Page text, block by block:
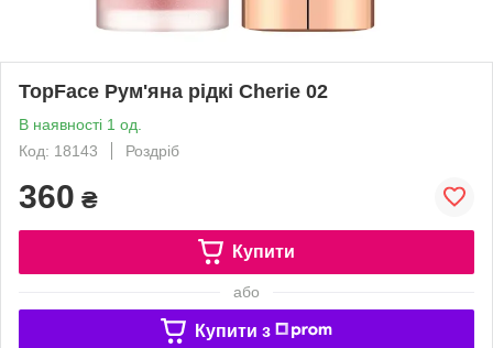
TopFace Рум'яна рідкі Cherie 02
В наявності 1 од.
Код: 18143
Роздріб
360 ₴
Купити
або
Купити з